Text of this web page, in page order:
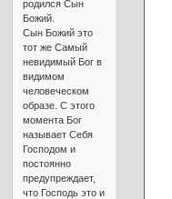
родился Сын
Божий.
Сын Божий это
тот же Самый
невидимый Бог в
видимом
человеческом
образе. С этого
момента Бог
называет Себя
Господом и
постоянно
предупреждает,
что Господь это и